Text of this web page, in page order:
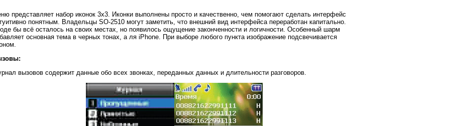
представляет набор иконок 3х3. Иконки выполнены просто и качественно, чем помогают сделать интерфейс
понятным. Владельцы SO-2510 могут заметить, что внешний вид интерфейса переработан капитально.
бы всё осталось на своих местах, но появилось ощущение законченности и логичности. Особенный шарм
основная тема в черных тонах, а ля iPhone. При выборе любого пункта изображение подсвечивается
вызовов содержит данные обо всех звонках, переданных данных и длительности разговоров.